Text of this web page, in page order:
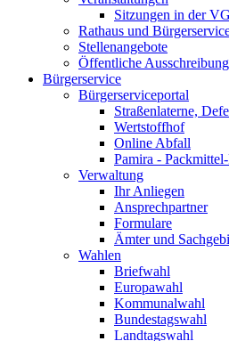
Sitzungen in der VG
Rathaus und
Stellenangebote
Öffentliche
Bürgerservice
Bürgerserviceportal
Straßenlaterne,
Wertstoffhof
Online Abfall
Pamira -
Verwaltung
Ihr Anliegen
Ansprechpartner
Formulare
Ämter und
Wahlen
Briefwahl
Europawahl
Kommunalwahl
Bundestagswahl
Landtagswahl